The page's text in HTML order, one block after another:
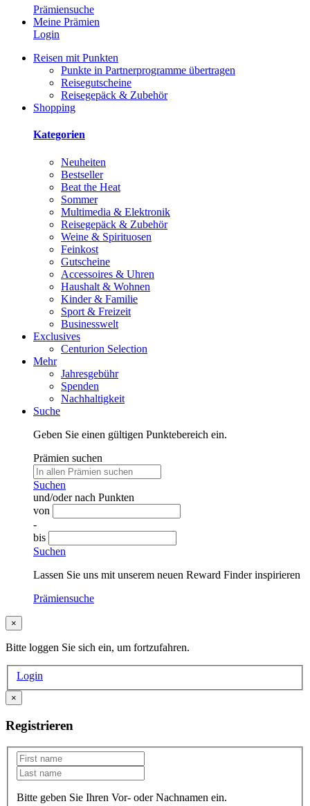
Prämiensuche
Meine Prämien
Login
Reisen mit Punkten
Punkte in Partnerprogramme übertragen
Reisegutscheine
Reisegepäck & Zubehör
Shopping
Kategorien
Neuheiten
Bestseller
Beat the Heat
Sommer
Multimedia & Elektronik
Reisegepäck & Zubehör
Weine & Spirituosen
Feinkost
Gutscheine
Accessoires & Uhren
Haushalt & Wohnen
Kinder & Familie
Sport & Freizeit
Businesswelt
Exclusives
Centurion Selection
Mehr
Jahresgebühr
Spenden
Nachhaltigkeit
Suche
Geben Sie einen gültigen Punktebereich ein.
Prämien suchen
Suchen
und/oder nach Punkten
von
-
bis
Suchen
Lassen Sie uns mit unserem neuen Reward Finder inspirieren
Prämiensuche
×
Bitte loggen Sie sich ein, um fortzufahren.
Login
×
Registrieren
Bitte geben Sie Ihren Vor- oder Nachnamen ein.